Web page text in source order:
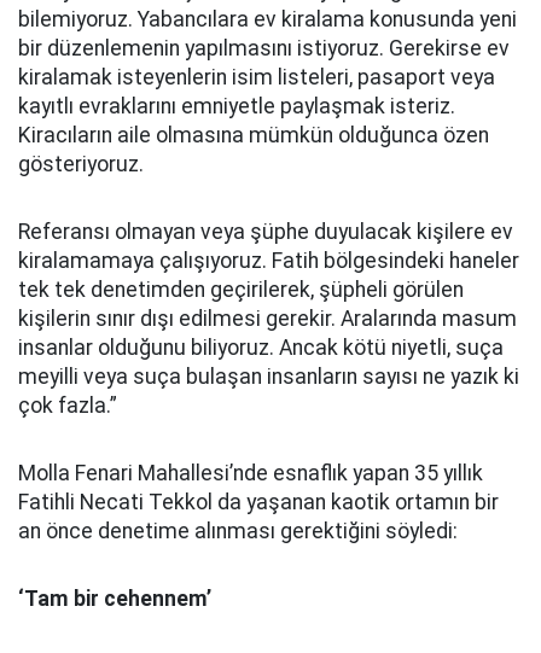
bilemiyoruz. Yabancılara ev kiralama konusunda yeni
bir düzenlemenin yapılmasını istiyoruz. Gerekirse ev
kiralamak isteyenlerin isim listeleri, pasaport veya
kayıtlı evraklarını emniyetle paylaşmak isteriz.
Kiracıların aile olmasına mümkün olduğunca özen
gösteriyoruz.
Referansı olmayan veya şüphe duyulacak kişilere ev
kiralamamaya çalışıyoruz. Fatih bölgesindeki haneler
tek tek denetimden geçirilerek, şüpheli görülen
kişilerin sınır dışı edilmesi gerekir. Aralarında masum
insanlar olduğunu biliyoruz. Ancak kötü niyetli, suça
meyilli veya suça bulaşan insanların sayısı ne yazık ki
çok fazla.”
Molla Fenari Mahallesi’nde esnaflık yapan 35 yıllık
Fatihli Necati Tekkol da yaşanan kaotik ortamın bir
an önce denetime alınması gerektiğini söyledi:
‘Tam bir cehennem’